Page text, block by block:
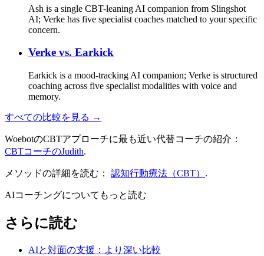
Ash is a single CBT-leaning AI companion from Slingshot
AI; Verke has five specialist coaches matched to your specific
concern.
Verke vs. Earkick
Earkick is a mood-tracking AI companion; Verke is structured
coaching across five specialist modalities with voice and
memory.
すべての比較を見る →
WoebotのCBTアプローチに最も近い代替コーチの紹介：
CBTコーチのJudith.
メソッドの詳細を読む： 認知行動療法（CBT） .
AIコーチングについてもっと読む
さらに読む
AIと対面の支援：より深い比較